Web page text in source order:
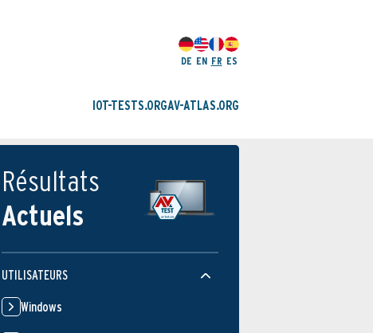
DE EN FR ES
IOT-TESTS.ORGAV-ATLAS.ORG
Résultats
Actuels
UTILISATEURS
Windows